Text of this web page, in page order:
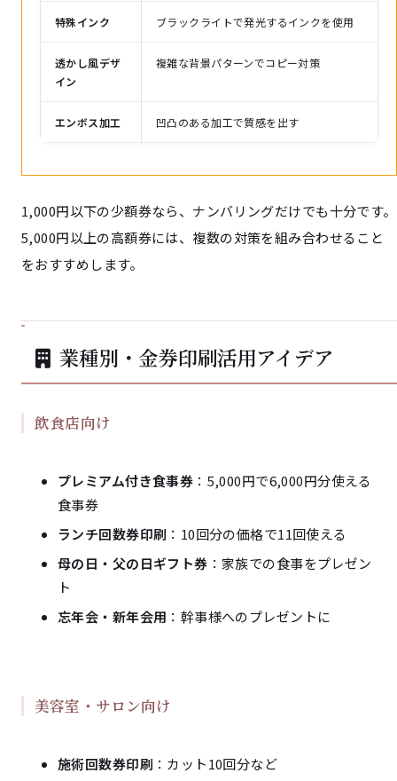
特殊インク ブラックライトで発光するインクを使用
透かし風デザ
イン
複雑な背景パターンでコピー対策
エンボス加工 凹凸のある加工で質感を出す
1,000円以下の少額券なら、ナンバリングだけでも十分です。
5,000円以上の高額券には、複数の対策を組み合わせること
をおすすめします。
業種別・金券印刷活用アイデア
飲食店向け
プレミアム付き食事券 ：5,000円で6,000円分使える
食事券
ランチ回数券印刷 ：10回分の価格で11回使える
母の日・父の日ギフト券 ：家族での食事をプレゼン
ト
忘年会・新年会用 ：幹事様へのプレゼントに
美容室・サロン向け
施術回数券印刷 ：カット10回分など